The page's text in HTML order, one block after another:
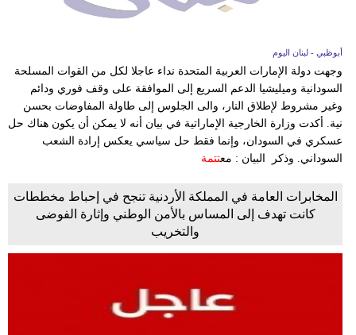
مدوَّنات
فيديو
أبوظبي - لبنان اليوم
وجهت دولة الإمارات العربية المتحدة نداء عاجلا لكل من القوات المسلحة
السودانية وميليشيا الدعم السريع إلى الموافقة على وقف فوري ودائم
وغير مشروط لإطلاق النار، والى الجلوس إلى طاولة المفاوضات بحسن
نية. أكدت وزارة الخارجية الإماراتية في بيان أنه لا يمكن أن يكون هناك حل
عسكري في السودان، وإنما فقط حل سياسي يعكس إرادة الشعب
السوداني. وذكر البيان : معتتمة
المخابرات العامة في المملكة الأردنية تنجح في إحباط مخططات
كانت تهدف إلى المساس بالأمن الوطني وإثارة الفوضى
والتخريب